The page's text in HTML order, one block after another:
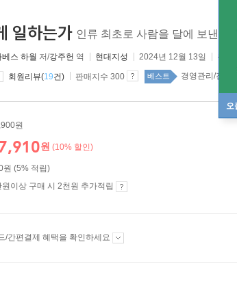
오
일하는가 인류 최초로 사람을 달에 보낸 우
스 하월 저/강주헌 역 현대지성 2024년 12월 13일 원제 :
회원리뷰(19건) 판매지수 300 베스트 경영관리/전략/
원
원 (10% 할인)
원 (5% 적립)
원이상 구매 시 2천원 추가적립
/간편결제 혜택을 확인하세요